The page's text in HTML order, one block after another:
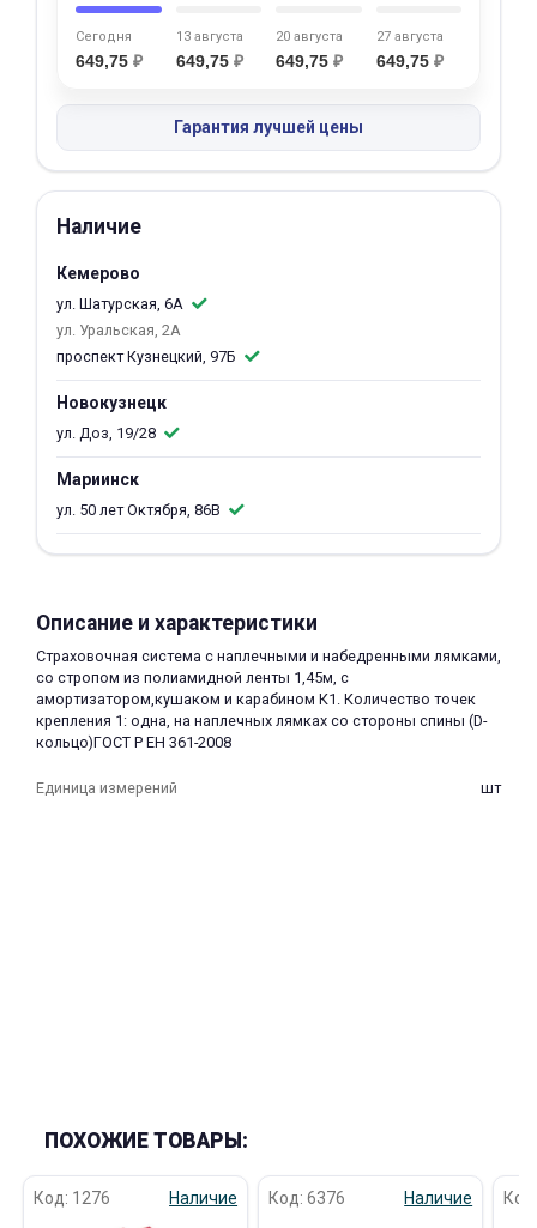
Сегодня
649,75 ₽
13 августа
649,75 ₽
20 августа
649,75 ₽
27 августа
649,75 ₽
Гарантия лучшей цены
Наличие
Кемерово
ул. Шатурская, 6А
ул. Уральская, 2А
проспект Кузнецкий, 97Б
Новокузнецк
ул. Доз, 19/28
Мариинск
ул. 50 лет Октября, 86В
Описание и характеристики
Страховочная система с наплечными и набедренными лямками,
со стропом из полиамидной ленты 1,45м, с
амортизатором,кушаком и карабином К1. Количество точек
крепления 1: одна, на наплечных лямках со стороны спины (D-
кольцо)ГОСТ Р ЕН 361-2008
Единица измерений шт
ПОХОЖИЕ ТОВАРЫ:
Код: 1276 Наличие Код: 6376 Наличие
25
недели
раз в 2 недели
Остались вопросы?
8 800 302-02-51